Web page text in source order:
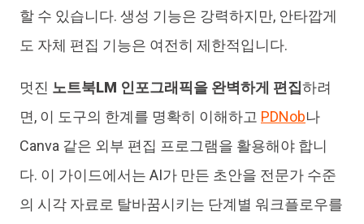
할 수 있습니다. 생성 기능은 강력하지만, 안타깝게
도 자체 편집 기능은 여전히 제한적입니다.
멋진 노트북LM 인포그래픽을 완벽하게 편집하려
면, 이 도구의 한계를 명확히 이해하고 PDNob나
Canva 같은 외부 편집 프로그램을 활용해야 합니
다. 이 가이드에서는 AI가 만든 초안을 전문가 수준
의 시각 자료로 탈바꿈시키는 단계별 워크플로우를